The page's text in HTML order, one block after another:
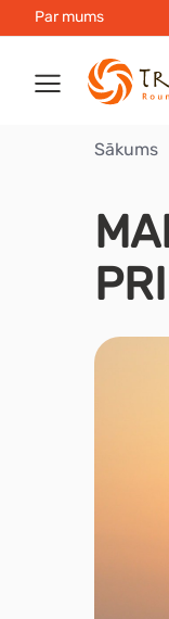
Par mums
Sākums